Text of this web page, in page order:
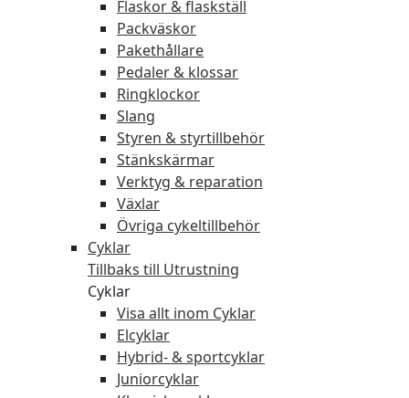
Flaskor & flaskställ
Packväskor
Pakethållare
Pedaler & klossar
Ringklockor
Slang
Styren & styrtillbehör
Stänkskärmar
Verktyg & reparation
Växlar
Övriga cykeltillbehör
Cyklar
Tillbaks till Utrustning
Cyklar
Visa allt inom Cyklar
Elcyklar
Hybrid- & sportcyklar
Juniorcyklar